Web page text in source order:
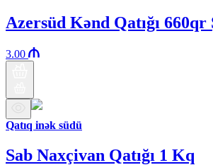
Azersüd Kənd Qatığı 660qr
3.00
Qatıq inək südü
Sab Naxçivan Qatığı 1 Kq